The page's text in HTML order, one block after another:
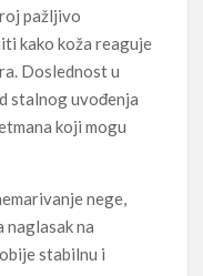
pažljivo
kako koža reaguje
Doslednost u
stalnog uvođenja
koji mogu
nege,
na
stabilnu i